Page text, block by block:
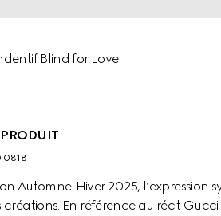
Blind for Love
0818
Automne-Hiver 2025, l’expression
créations. En référence au récit